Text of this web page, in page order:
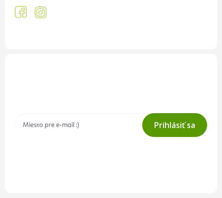
Prihlásiť sa